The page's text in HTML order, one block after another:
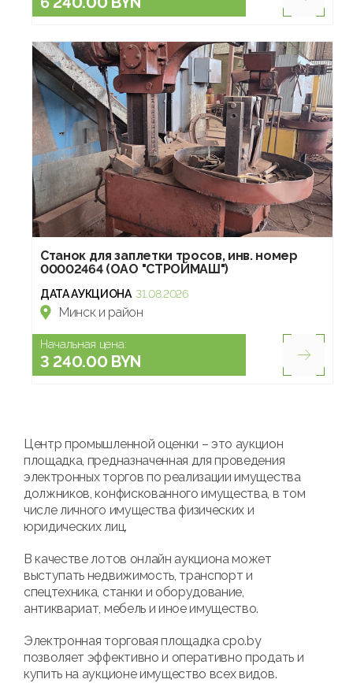
Станок для заплетки тросов, инв. номер
00002464 (ОАО "СТРОЙМАШ")
ДАТА АУКЦИОНА 31.08.2026
Минск и район
Начальная цена:
3 240.00 BYN
Центр промышленной оценки – это аукцион
площадка, предназначенная для проведения
электронных торгов по реализации имущества
должников, конфискованного имущества, в том
числе личного имущества физических и
юридических лиц.
В качестве лотов онлайн аукциона может
выступать недвижимость, транспорт и
спецтехника, станки и оборудование,
антиквариат, мебель и иное имущество.
Электронная торговая площадка cpo.by
позволяет эффективно и оперативно продать и
купить на аукционе имущество всех видов.